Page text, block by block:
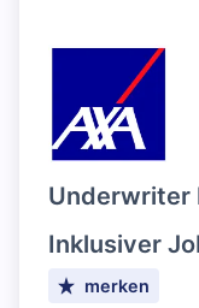
Underwriter
Inklusiver
merken